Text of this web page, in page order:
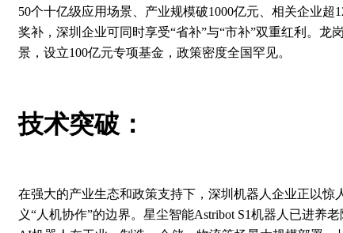
50个十亿级应用场景、产业规模破1000亿元、相关企业
奖补，深圳企业可同时享受“省补”与“市补”双重红利。龙
景，设立100亿元专项基金，政策密度全国罕见。
技术突破：
在强大的产业生态和政策支持下，深圳机器人企业正以
义“人机协作”的边界。星尘智能Astribot S1机器人已进